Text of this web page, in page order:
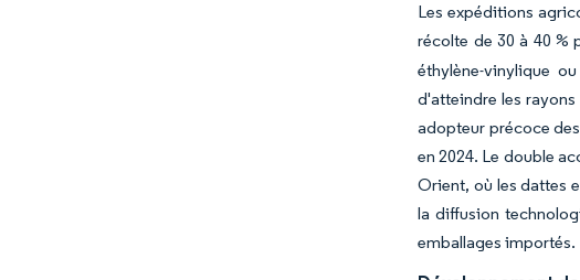
Les expéditions
récolte de 30 à 40 %
éthylène-vinylique
d'atteindre les
adopteur précoce
en 2024. Le double
Orient, où les dattes
la diffusion
emballages importés.